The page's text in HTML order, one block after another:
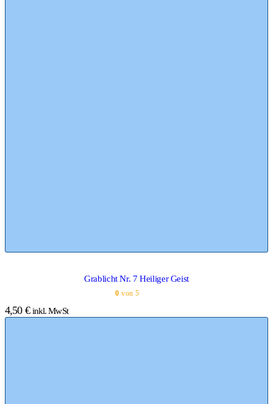
Grablicht Nr. 7 Heiliger Geist
0 von 5
4,50 € inkl. MwSt